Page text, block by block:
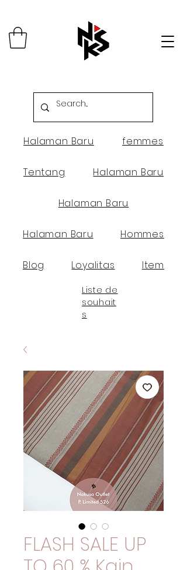
Halaman Baru femmes
Tentang Halaman Baru
Halaman Baru
Halaman Baru Hommes
Blog Loyalitas Item
Liste de
souhait
s
FLASH SALE UP